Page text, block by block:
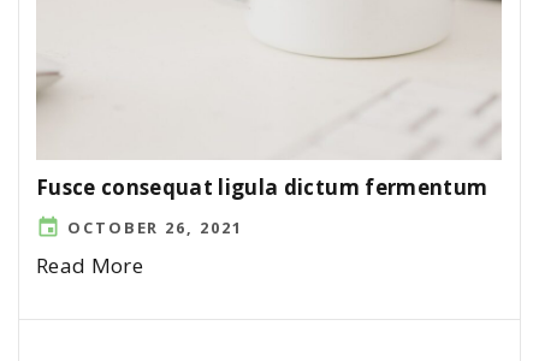
Fusce consequat ligula dictum fermentum
OCTOBER 26, 2021
Read More